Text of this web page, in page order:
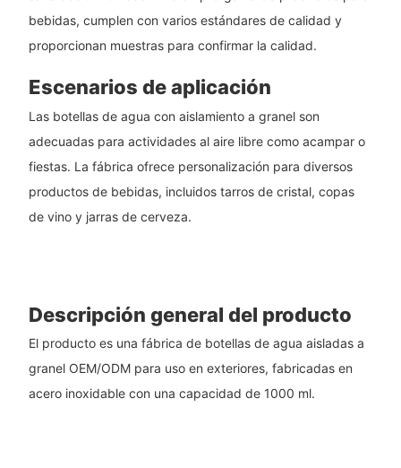
bebidas, cumplen con varios estándares de calidad y
proporcionan muestras para confirmar la calidad.
Escenarios de aplicación
Las botellas de agua con aislamiento a granel son
adecuadas para actividades al aire libre como acampar o
fiestas. La fábrica ofrece personalización para diversos
productos de bebidas, incluidos tarros de cristal, copas
de vino y jarras de cerveza.
Descripción general del producto
El producto es una fábrica de botellas de agua aisladas a
granel OEM/ODM para uso en exteriores, fabricadas en
acero inoxidable con una capacidad de 1000 ml.